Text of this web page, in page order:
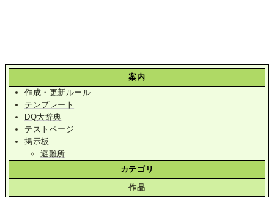
案内
作成・更新ルール
テンプレート
DQ大辞典
テストページ
掲示板
避難所
カテゴリ
作品